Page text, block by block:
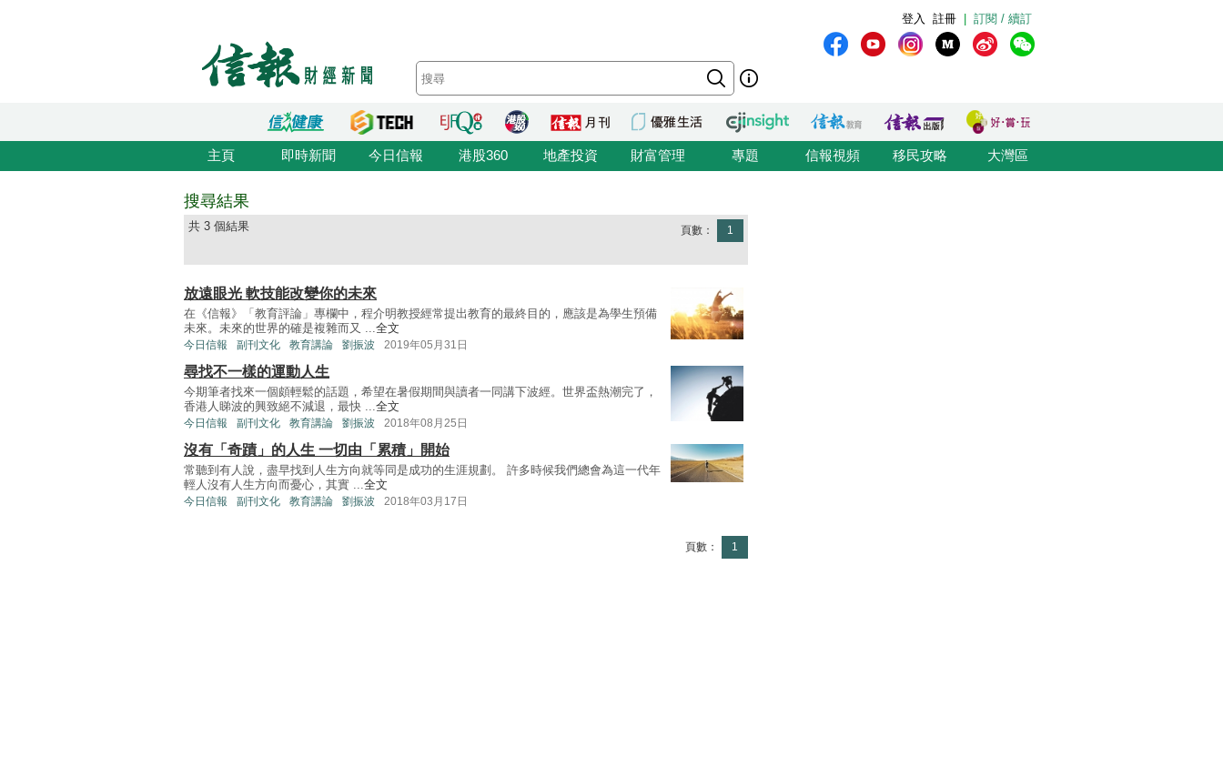
訂閱 / 續訂
註冊
登入
主頁 即時新聞 今日信報 港股360 地產投資 財富管理 專題 信報視頻 移民攻略 大灣區
搜尋結果
共 3 個結果 頁數： 1
放遠眼光 軟技能改變你的未來
在《信報》「教育評論」專欄中，程介明教授經常提出教育的最終目的，應該是為學生預備
未來。未來的世界的確是複雜而又 ...全文
今日信報 副刊文化 教育講論 劉振波 2019年05月31日
尋找不一樣的運動人生
今期筆者找來一個頗輕鬆的話題，希望在暑假期間與讀者一同講下波經。世界盃熱潮完了，
香港人睇波的興致絕不減退，最快 ...全文
今日信報 副刊文化 教育講論 劉振波 2018年08月25日
沒有「奇蹟」的人生 一切由「累積」開始
常聽到有人說，盡早找到人生方向就等同是成功的生涯規劃。 許多時候我們總會為這一代年
輕人沒有人生方向而憂心，其實 ...全文
今日信報 副刊文化 教育講論 劉振波 2018年03月17日
頁數： 1